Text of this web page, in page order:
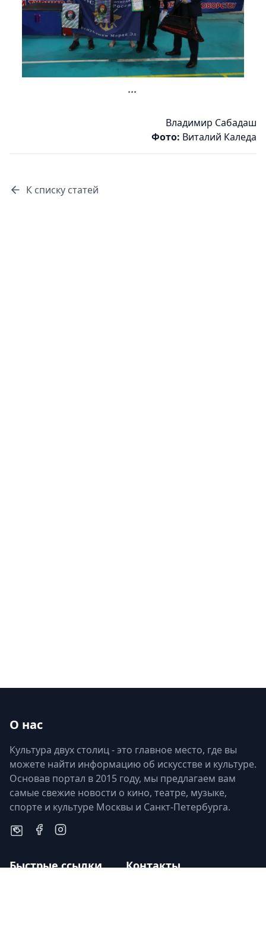
...
Владимир Сабадаш
Фото: Виталий Каледа
К списку статей
О нас
Культура двух столиц - это главное место, где вы
можете найти информацию об искусстве и культуре.
Основав портал в 2015 году, мы предлагаем вам
самые свежие новости о кино, театре, музыке,
спорте и культуре Москвы и Санкт-Петербурга.
Быстрые ссылки Контакты